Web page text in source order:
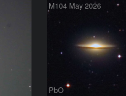
M104 May 2026
PbO